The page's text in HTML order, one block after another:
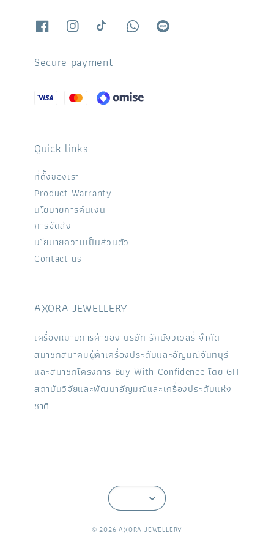
Secure payment
Quick links
ที่ตั้งของเรา
Product Warranty
นโยบายการคืนเงิน
การจัดส่ง
นโยบายความเป็นส่วนตัว
Contact us
AXORA JEWELLERY
เครื่องหมายการค้าของ บริษัท รักษ์จิวเวลรี่ จำกัด
สมาชิกสมาคมผู้ค้าเครื่องประดับและอัญมณีจันทบุรี
และสมาชิกโครงการ Buy With Confidence โดย GIT
สถาบันวิจัยและพัฒนาอัญมณีและเครื่องประดับแห่ง
ชาติ
© 2026 AXORA JEWELLERY